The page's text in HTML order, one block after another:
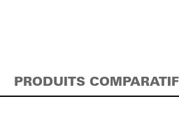
PRODUITS